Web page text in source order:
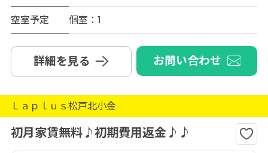
空室予定
個室：1
詳細を見る お問い合わせ
Ｌａｐｌｕｓ松戸北小金
初月家賃無料♪初期費用返金♪♪